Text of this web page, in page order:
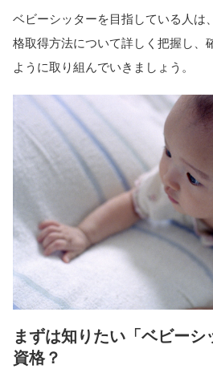
ベビーシッターを目指している人は
格取得方法について詳しく把握し、
ように取り組んでいきましょう。
まずは知りたい「ベビーシ
資格？